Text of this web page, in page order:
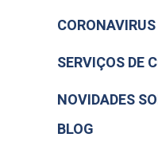
CORONAVIRUS
SERVIÇOS DE
NOVIDADES
BLOG